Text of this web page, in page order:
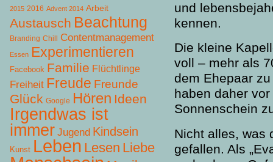
und
kennen.
Die kleine
voll – mehr als
dem Ehepaar
haben daher
Sonnenschein
Nicht alles, was
gefallen. Als
2015 2016 Advent 2014 Arbeit
Austausch Beachtung
Branding Chill Contentmanagement
Essen Experimentieren
Facebook Familie Flüchtlinge
Freiheit Freude Freunde
Glück Google Hören Ideen
Irgendwas ist
immer Jugend Kindsein
Kunst Leben Lesen Liebe